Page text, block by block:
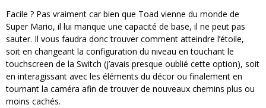
Facile ? Pas vraiment car bien que Toad vienne du monde de
Super Mario, il lui manque une capacité de base, il ne peut pas
sauter. Il vous faudra donc trouver comment atteindre l’étoile,
soit en changeant la configuration du niveau en touchant le
touchscreen de la Switch (j’avais presque oublié cette option), soit
en interagissant avec les éléments du décor ou finalement en
tournant la caméra afin de trouver de nouveaux chemins plus ou
moins cachés.